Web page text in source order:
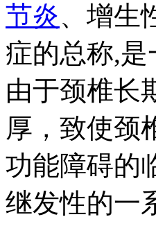
节炎、增生
症的总称,
由于颈椎长
厚，致使颈
功能障碍的
继发性的一